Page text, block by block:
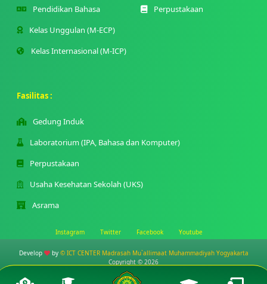
Pendidikan Bahasa
Kelas Unggulan (M-ECP)
Kelas Internasional (M-ICP)
Perpustakaan
Fasilitas :
Gedung Induk
Laboratorium (IPA, Bahasa dan Komputer)
Perpustakaan
Usaha Kesehatan Sekolah (UKS)
Asrama
Instagram Twitter Facebook Youtube
Develop by © ICT CENTER Madrasah Mu`allimaat Muhammadiyah Yogyakarta
Copyright © 2026